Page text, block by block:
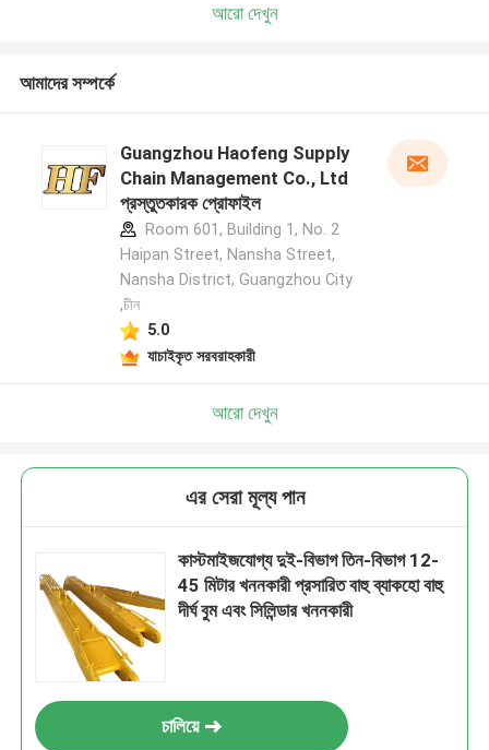
আরো দেখুন
আমাদের সম্পর্কে
Guangzhou Haofeng Supply
Chain Management Co., Ltd
প্রস্তুতকারক প্রোফাইল
Room 601, Building 1, No. 2
Haipan Street, Nansha Street,
Nansha District, Guangzhou City
,চীন
5.0
যাচাইকৃত সরবরাহকারী
আরো দেখুন
এর সেরা মূল্য পান
কাস্টমাইজযোগ্য দুই-বিভাগ তিন-বিভাগ 12-
45 মিটার খননকারী প্রসারিত বাহু ব্যাকহো বাহু
দীর্ঘ বুম এবং সিলিন্ডার খননকারী
চালিয়ে